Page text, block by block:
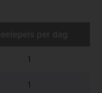
1
1